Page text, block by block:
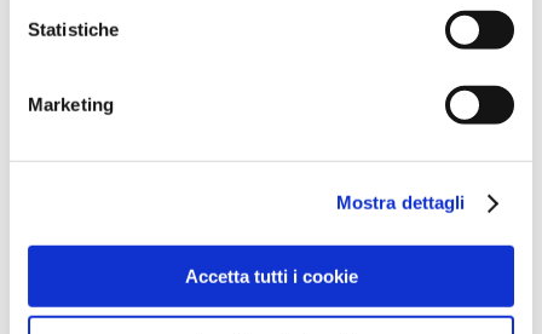
Statistiche
Marketing
Mostra dettagli
Accetta tutti i cookie
Novembre 2021
Maggio 2021